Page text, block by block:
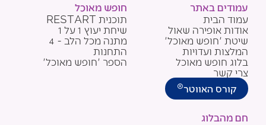
g
t
u
b
e
עמודים באתר
עמוד הבית
אודות אופירה שאול
שיטת 'חופש מאוכל'
המלצות ועדויות
בלוג חופש מאוכל
צרי קשר
קורס האווטר®
חופש מאוכל
תוכנית RESTART
שיחת יעוץ 1 על 1
מתנה מכל הלב - 4
התחנות
הספר 'חופש מאוכל'
חם מהבלוג